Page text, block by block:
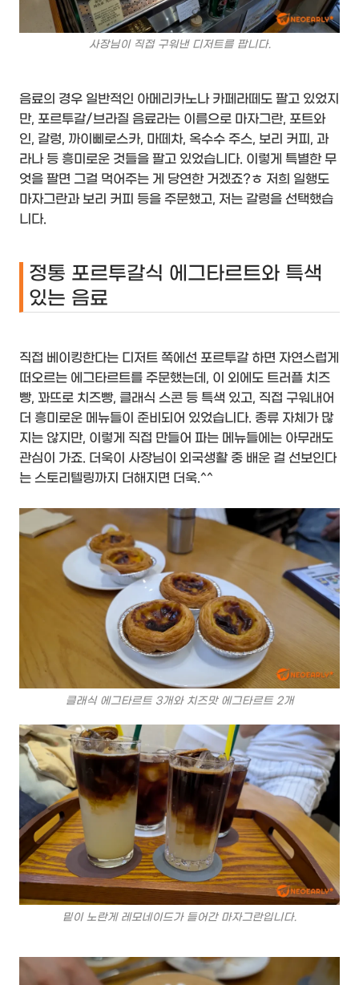
사장님이 직접 구워낸 디저트를 팝니다.
음료의 경우 일반적인 아메리카노나 카페라떼도 팔고 있었지
만, 포르투갈/브라질 음료라는 이름으로 마자그란, 포트와
인, 갈렁, 까이삐로스카, 마떼차, 옥수수 주스, 보리 커피, 과
라나 등 흥미로운 것들을 팔고 있었습니다. 이렇게 특별한 무
엇을 팔면 그걸 먹어주는 게 당연한 거겠죠?ㅎ 저희 일행도
마자그란과 보리 커피 등을 주문했고, 저는 갈렁을 선택했습
니다.
정통 포르투갈식 에그타르트와 특색
있는 음료
직접 베이킹한다는 디저트 쪽에선 포르투갈 하면 자연스럽게
떠오르는 에그타르트를 주문했는데, 이 외에도 트러플 치즈
빵, 꽈뜨로 치즈빵, 클래식 스콘 등 특색 있고, 직접 구워내어
더 흥미로운 메뉴들이 준비되어 있었습니다. 종류 자체가 많
지는 않지만, 이렇게 직접 만들어 파는 메뉴들에는 아무래도
관심이 가죠. 더욱이 사장님이 외국생활 중 배운 걸 선보인다
는 스토리텔링까지 더해지면 더욱.^^
클래식 에그타르트 3개와 치즈맛 에그타르트 2개
밑이 노란게 레모네이드가 들어간 마자그란입니다.